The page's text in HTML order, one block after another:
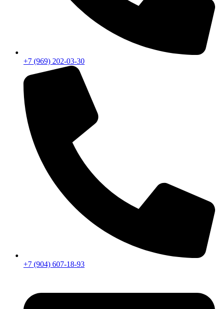
+7 (969) 202-03-30
+7 (904) 607-18-93